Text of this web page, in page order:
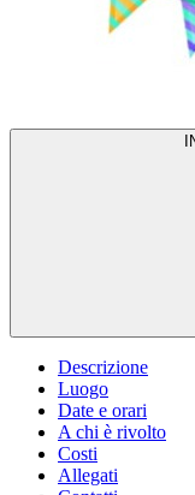
Descrizione
Luogo
Date e orari
A chi è rivolto
Costi
Allegati